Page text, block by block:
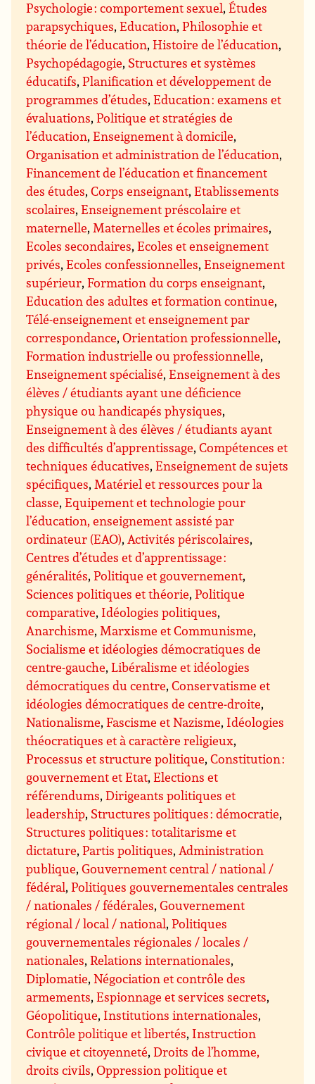
Psychologie : comportement sexuel,Études
parapsychiques,Education,Philosophie et
théorie de l’éducation,Histoire de l’éducation,
Psychopédagogie, Structures et systèmes
éducatifs,Planification et développement de
programmes d’études,Education : examens et
évaluations,Politique et stratégies de
l’éducation,Enseignement à domicile,
Organisation et administration de l’éducation,
Financement de l’éducation et financement
des études,Corps enseignant,Etablissements
scolaires,Enseignement préscolaire et
maternelle,Maternelles et écoles primaires,
Ecoles secondaires,Ecoles et enseignement
privés,Ecoles confessionnelles,Enseignement
supérieur,Formation du corps enseignant,
Education des adultes et formation continue,
Télé-enseignement et enseignement par
correspondance,Orientation professionnelle,
Formation industrielle ou professionnelle,
Enseignement spécialisé,Enseignement à des
élèves / étudiants ayant une déficience
physique ou handicapés physiques,
Enseignement à des élèves / étudiants ayant
des difficultés d’apprentissage,Compétences et
techniques éducatives,Enseignement de sujets
spécifiques,Matériel et ressources pour la
classe,Equipement et technologie pour
l’éducation, enseignement assisté par
ordinateur (EAO),Activités périscolaires,
Centres d’études et d’apprentissage :
généralités,Politique et gouvernement,
Sciences politiques et théorie,Politique
comparative, Idéologies politiques,
Anarchisme,Marxisme et Communisme,
Socialisme et idéologies démocratiques de
centre-gauche,Libéralisme et idéologies
démocratiques du centre,Conservatisme et
idéologies démocratiques de centre-droite,
Nationalisme,Fascisme et Nazisme, Idéologies
théocratiques et à caractère religieux,
Processus et structure politique,Constitution :
gouvernement et Etat,Elections et
référendums,Dirigeants politiques et
leadership, Structures politiques : démocratie,
Structures politiques : totalitarisme et
dictature,Partis politiques,Administration
publique,Gouvernement central / national /
fédéral,Politiques gouvernementales centrales
/ nationales / fédérales,Gouvernement
régional / local / national,Politiques
gouvernementales régionales / locales /
nationales,Relations internationales,
Diplomatie,Négociation et contrôle des
armements,Espionnage et services secrets,
Géopolitique, Institutions internationales,
Contrôle politique et libertés, Instruction
civique et citoyenneté,Droits de l’homme,
droits civils,Oppression politique et